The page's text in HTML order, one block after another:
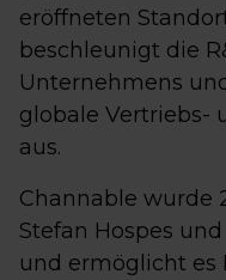
eröffneten
beschleunigt die
Unternehmens
globale Vertriebs-
aus.
Channable wurde
Stefan Hospes
und ermöglicht es